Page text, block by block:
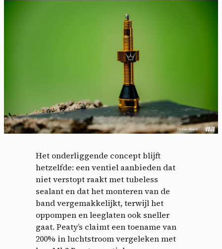
Het onderliggende concept blijft
hetzelfde: een ventiel aanbieden dat
niet verstopt raakt met tubeless
sealant en dat het monteren van de
band vergemakkelijkt, terwijl het
oppompen en leeglaten ook sneller
gaat. Peaty’s claimt een toename van
200% in luchtstroom vergeleken met